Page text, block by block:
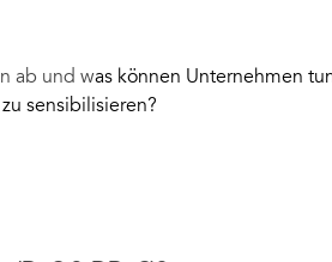
ab und was können Unternehmen
sensibilisieren?